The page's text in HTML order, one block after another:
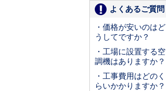
よくあるご質問
・価格が安いのはど
うしてですか？
・工場に設置する空
調機はありますか？
・工事費用はどのく
らいかかりますか？